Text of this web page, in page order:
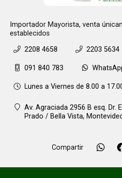
Importador Mayorista, venta
establecidos
2208 4658
2203 5634
091 840 783
Lunes a Viernes de 8.00 a
Av. Agraciada 2956 B esq. Dr.
Prado / Bella Vista,
Compartir